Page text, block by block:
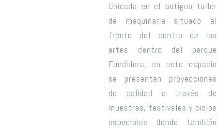
Ubicada en el antiguo taller
de maquinaria situado al
frente del centro de las
artes dentro del parque
Fundidora; en este espacio
se presentan proyecciones
de calidad a través de
muestras, festivales y ciclos
especiales donde también